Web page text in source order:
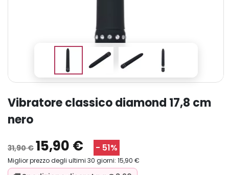
vibratore classico diamond 17,8 cm
nero
31,90 € 15,90 € - 51%
Miglior prezzo degli ultimi 30 giorni: 15,90 €